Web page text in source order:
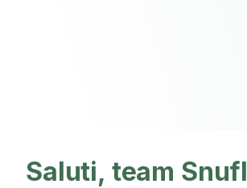
Saluti, team Snufl